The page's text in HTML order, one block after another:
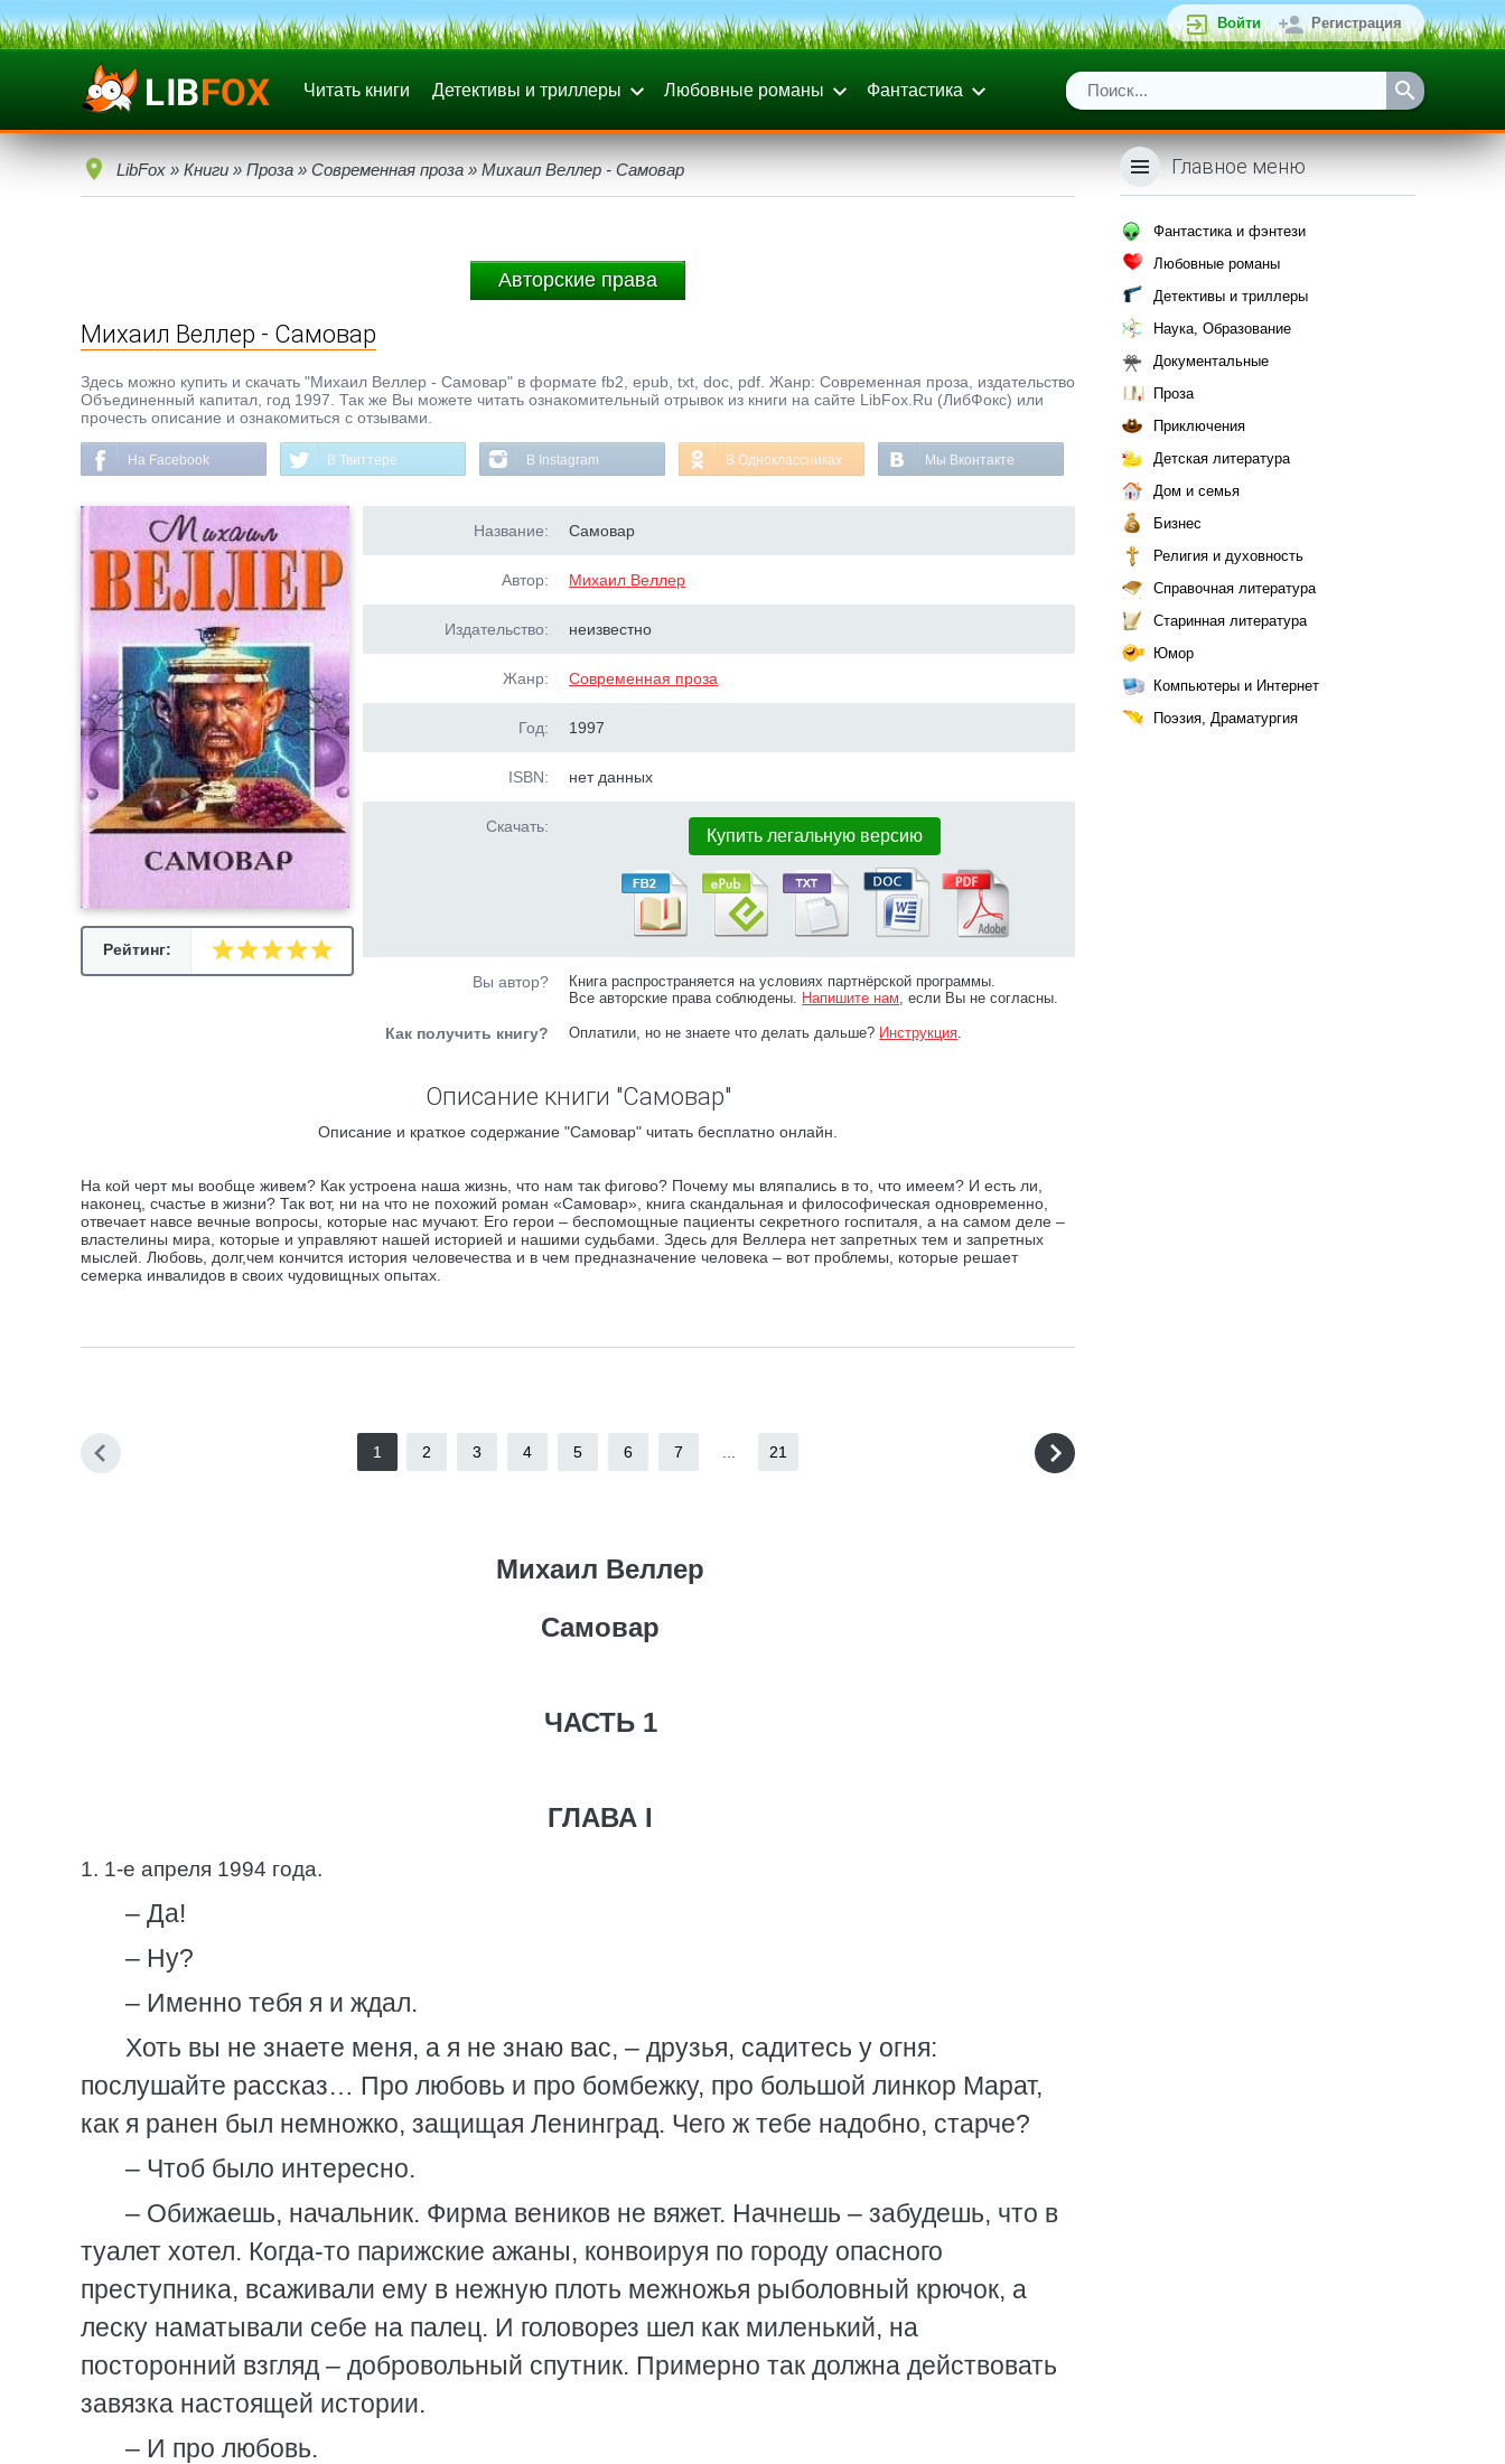
Войти Регистрация
Читать книги Детективы и триллеры Любовные романы Фантастика
LibFox » Книги » Проза » Современная проза » Михаил Веллер - Самовар
Авторские права
Михаил Веллер - Самовар
Здесь можно купить и скачать "Михаил Веллер - Самовар" в формате fb2, epub, txt, doc, pdf. Жанр: Современная проза, издательство
Объединенный капитал, год 1997. Так же Вы можете читать ознакомительный отрывок из книги на сайте LibFox.Ru (ЛибФокс) или
прочесть описание и ознакомиться с отзывами.
На Facebook В Твиттере В Instagram В Одноклассниках Мы Вконтакте
Рейтинг:
Название: Самовар
Автор: Михаил Веллер
Издательство: неизвестно
Жанр: Современная проза
Год: 1997
ISBN: нет данных
Скачать: Купить легальную версию
Вы автор?
Книга распространяется на условиях партнёрской программы.
Все авторские права соблюдены. Напишите нам, если Вы не согласны.
Как получить книгу? Оплатили, но не знаете что делать дальше? Инструкция.
Описание книги "Самовар"
Описание и краткое содержание "Самовар" читать бесплатно онлайн.
На кой черт мы вообще живем? Как устроена наша жизнь, что нам так фигово? Почему мы вляпались в то, что имеем? И есть ли,
наконец, счастье в жизни? Так вот, ни на что не похожий роман «Самовар», книга скандальная и философическая одновременно,
отвечает навсе вечные вопросы, которые нас мучают. Его герои – беспомощные пациенты секретного госпиталя, а на самом деле –
властелины мира, которые и управляют нашей историей и нашими судьбами. Здесь для Веллера нет запретных тем и запретных
мыслей. Любовь, долг,чем кончится история человечества и в чем предназначение человека – вот проблемы, которые решает
семерка инвалидов в своих чудовищных опытах.
1 2 3 4 5 6 7 21
Михаил Веллер
Самовар
ЧАСТЬ 1
ГЛАВА I
1. 1-е апреля 1994 года.
– Да!
– Ну?
– Именно тебя я и ждал.
Хоть вы не знаете меня, а я не знаю вас, – друзья, садитесь у огня:
послушайте рассказ… Про любовь и про бомбежку, про большой линкор Марат,
как я ранен был немножко, защищая Ленинград. Чего ж тебе надобно, старче?
– Чтоб было интересно.
– Обижаешь, начальник. Фирма веников не вяжет. Начнешь – забудешь, что в
туалет хотел. Когда-то парижские ажаны, конвоируя по городу опасного
преступника, всаживали ему в нежную плоть межножья рыболовный крючок, а
леску наматывали себе на палец. И головорез шел как миленький, на
посторонний взгляд – добровольный спутник. Примерно так должна действовать
завязка настоящей истории.
– И про любовь.
Главное меню
Фантастика и фэнтези
Любовные романы
Детективы и триллеры
Наука, Образование
Документальные
Проза
Приключения
Детская литература
Дом и семья
Бизнес
Религия и духовность
Справочная литература
Старинная литература
Юмор
Компьютеры и Интернет
Поэзия, Драматургия